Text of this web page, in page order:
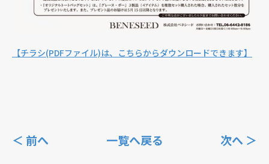
【チラシ(PDFファイル)は、こちらからダウンロードできます】
＜ 前へ 一覧へ戻る 次へ ＞